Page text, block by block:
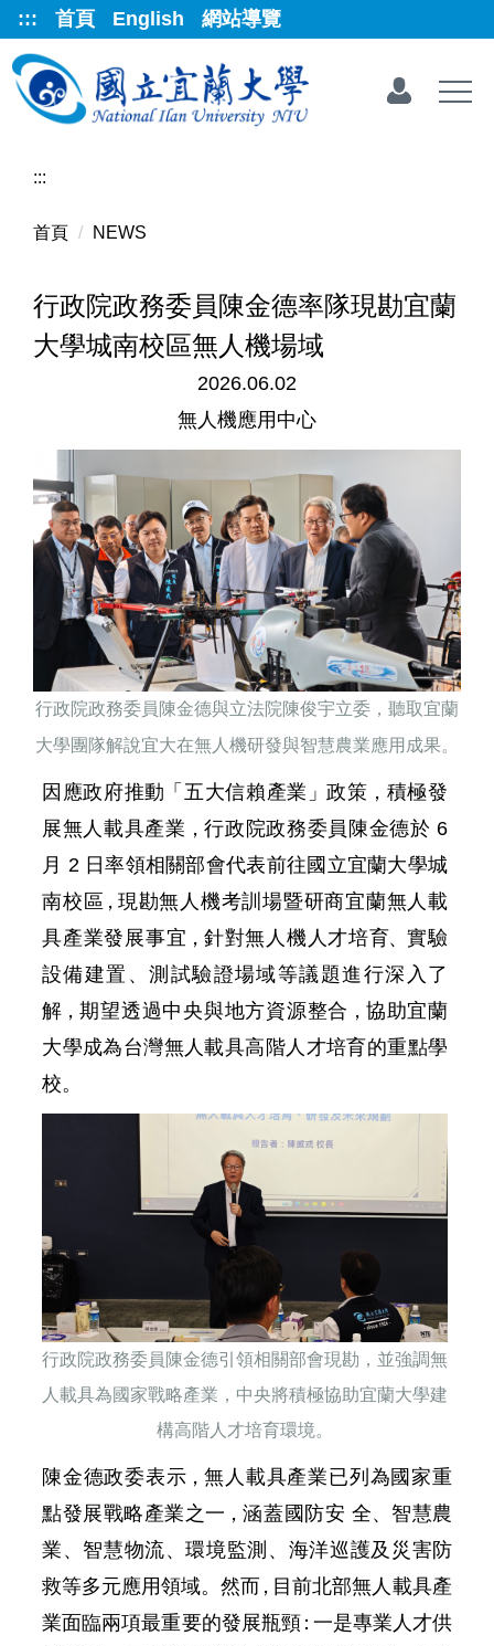
跳
到
主
要
::: 首頁 English 網站導覽
:::
首頁 NEWS
行政院政務委員陳金德率隊現勘宜蘭
大學城南校區無人機場域
2026.06.02
無人機應用中心
行政院政務委員陳金德與立法院陳俊宇立委，聽取宜蘭
大學團隊解說宜大在無人機研發與智慧農業應用成果。
因應政府推動 「五大信賴產業 」政策， 積極發
展無人載具產業，行政院政務委員陳金德於 6
月 2 日率領相關部會代表前往國立宜蘭大學城
南校 區， 現勘無人機考訓場暨研商宜蘭無人載
具產業發展事宜， 針對無人機人才培育、實驗
設備建置、測試驗證場域等議題進行深入了
解，期望透過中央與地方資源整合 ， 協助宜蘭
大學成為台灣無人載具高階人才培育的重點學
校。
行政院政務委員陳金德引領相關部會現勘，並強調無
人載具為國家戰略產業，中央將積極協助宜蘭大學建
構高階人才培育環境。
陳金德政委表示，無人載具產業已列為國家重
點發展戰略產業之一，涵蓋國防安 全、智慧農
業、智慧物流、環境監測、海洋巡護及災害防
救等多元應用領域。然而， 目前北部無人載具產
業面臨兩項最重要的發展瓶頸： 一是專業人才供